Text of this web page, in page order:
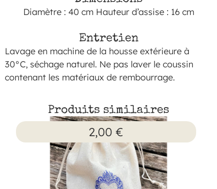
Diamètre : 40 cm Hauteur d’assise : 16 cm
Entretien
Lavage en machine de la housse extérieure à
30°C, séchage naturel. Ne pas laver le coussin
contenant les matériaux de rembourrage.
Produits similaires
2,00 €